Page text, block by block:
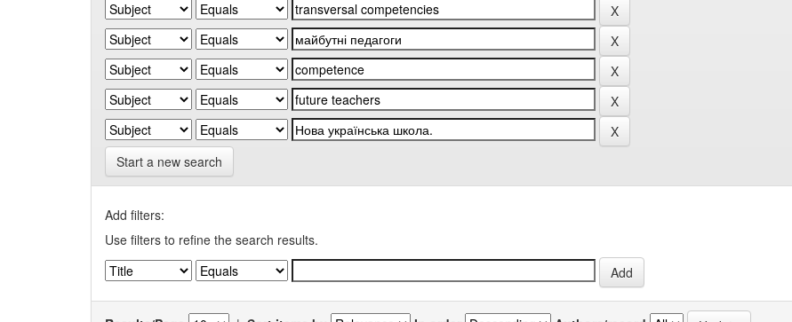
Start a new search
Add filters:
Use filters to refine the search results.